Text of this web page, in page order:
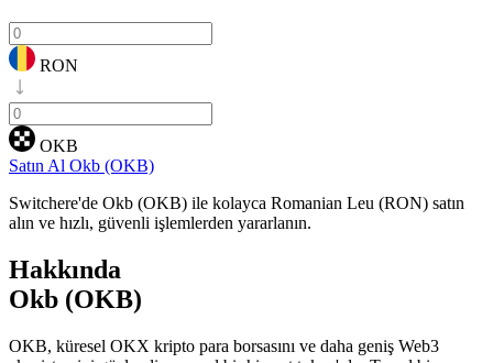
RON
OKB
Satın Al Okb (OKB)
Switchere'de Okb (OKB) ile kolayca Romanian Leu (RON) satın
alın ve hızlı, güvenli işlemlerden yararlanın.
Hakkında
Okb (OKB)
OKB, küresel OKX kripto para borsasını ve daha geniş Web3